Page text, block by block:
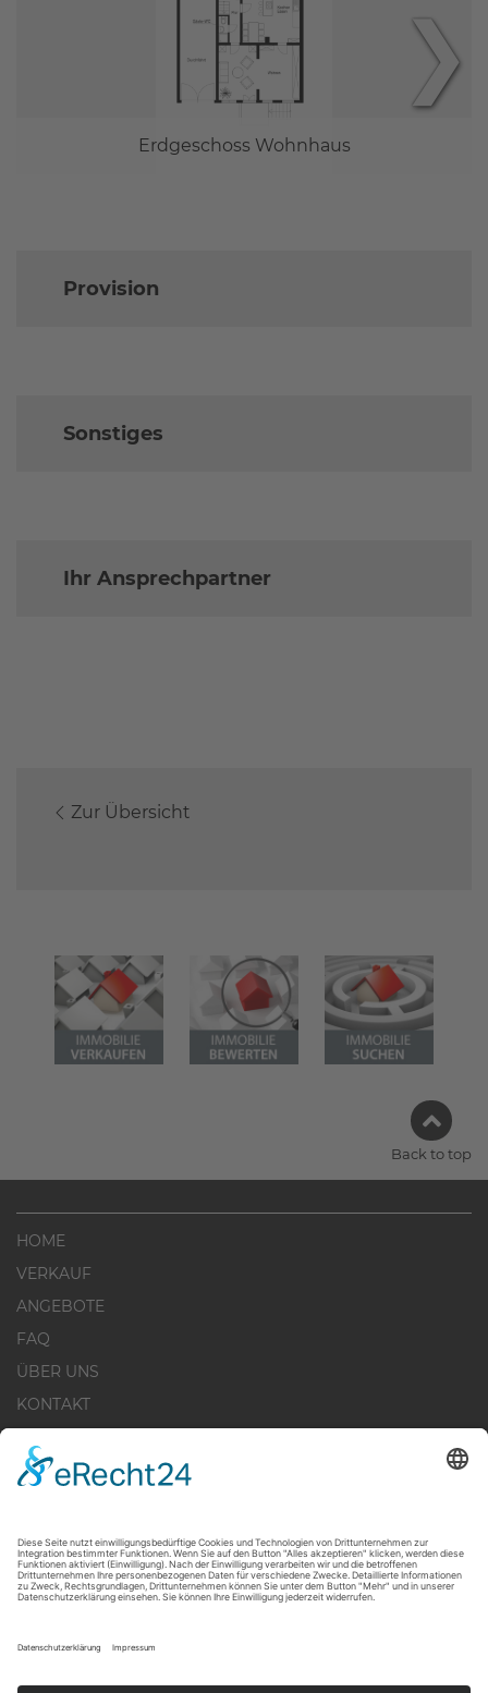
Erdgeschoss Wohnhaus
❯
Provision
Sonstiges
Ihr Ansprechpartner
Zur Übersicht
Back to top
HOME
VERKAUF
ANGEBOTE
FAQ
ÜBER UNS
KONTAKT
IMPRESSUM
WIDERRUFSBELEHRUNG
+49 30 - 28 44 519 - 20